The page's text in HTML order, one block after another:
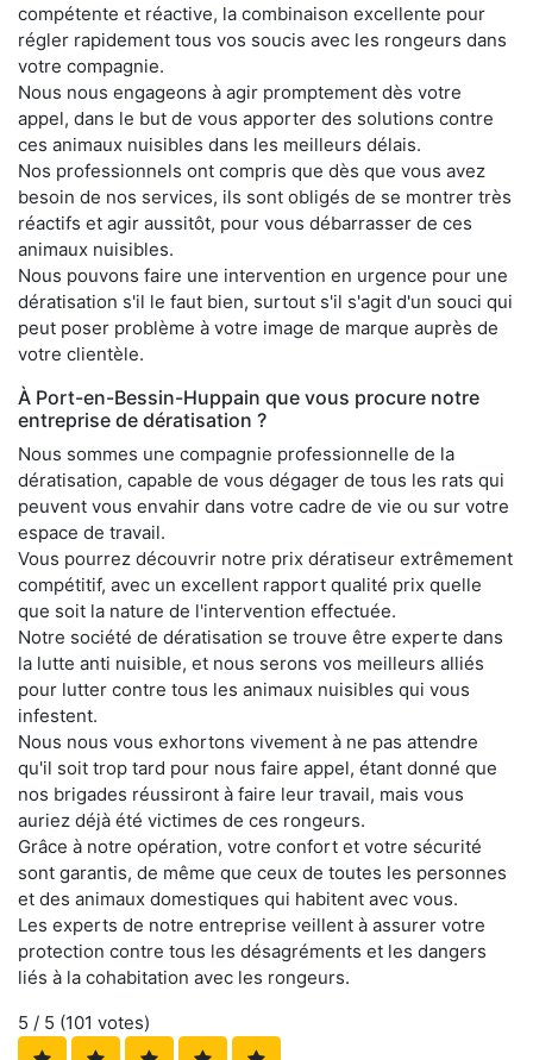
compétente et réactive, la combinaison excellente pour
régler rapidement tous vos soucis avec les rongeurs dans
votre compagnie.
Nous nous engageons à agir promptement dès votre
appel, dans le but de vous apporter des solutions contre
ces animaux nuisibles dans les meilleurs délais.
Nos professionnels ont compris que dès que vous avez
besoin de nos services, ils sont obligés de se montrer très
réactifs et agir aussitôt, pour vous débarrasser de ces
animaux nuisibles.
Nous pouvons faire une intervention en urgence pour une
dératisation s'il le faut bien, surtout s'il s'agit d'un souci qui
peut poser problème à votre image de marque auprès de
votre clientèle.
À Port-en-Bessin-Huppain que vous procure notre
entreprise de dératisation ?
Nous sommes une compagnie professionnelle de la
dératisation, capable de vous dégager de tous les rats qui
peuvent vous envahir dans votre cadre de vie ou sur votre
espace de travail.
Vous pourrez découvrir notre prix dératiseur extrêmement
compétitif, avec un excellent rapport qualité prix quelle
que soit la nature de l'intervention effectuée.
Notre société de dératisation se trouve être experte dans
la lutte anti nuisible, et nous serons vos meilleurs alliés
pour lutter contre tous les animaux nuisibles qui vous
infestent.
Nous nous vous exhortons vivement à ne pas attendre
qu'il soit trop tard pour nous faire appel, étant donné que
nos brigades réussiront à faire leur travail, mais vous
auriez déjà été victimes de ces rongeurs.
Grâce à notre opération, votre confort et votre sécurité
sont garantis, de même que ceux de toutes les personnes
et des animaux domestiques qui habitent avec vous.
Les experts de notre entreprise veillent à assurer votre
protection contre tous les désagréments et les dangers
liés à la cohabitation avec les rongeurs.
5 / 5 (101 votes)